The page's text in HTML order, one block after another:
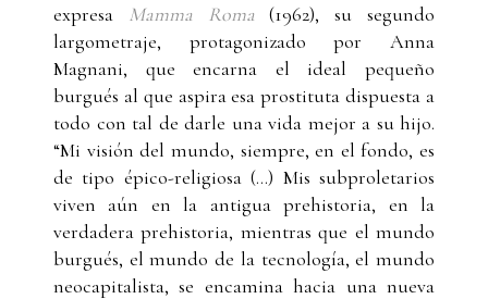
expresa Mamma Roma
(1962), su segundo
largometraje, protagonizado por Anna
Magnani, que encarna el ideal pequeño
burgués al que aspira esa prostituta dispuesta a
todo con tal de darle una vida mejor a su hijo.
“Mi visión del mundo, siempre, en el fondo, es
de tipo épico-religiosa (…) Mis subproletarios
viven aún en la antigua prehistoria, en la
verdadera prehistoria, mientras que el mundo
burgués, el mundo de la tecnología, el mundo
neocapitalista, se encamina hacia una nueva